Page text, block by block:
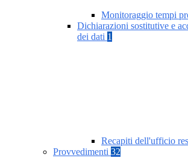
Monitoraggio tempi
Dichiarazioni sostitutive e
dei dati 1
Recapiti dell'ufficio
Provvedimenti 32